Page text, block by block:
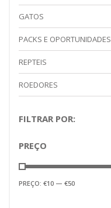
GATOS
PACKS E OPORTUNIDADES
REPTEIS
ROEDORES
FILTRAR POR:
PREÇO
Preço
Preço
PREÇO: €10 — €50